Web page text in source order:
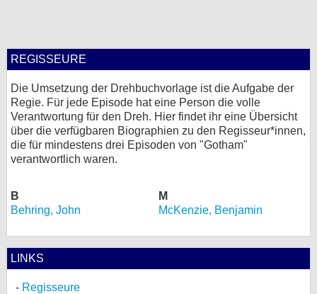
REGISSEURE
Die Umsetzung der Drehbuchvorlage ist die Aufgabe der
Regie. Für jede Episode hat eine Person die volle
Verantwortung für den Dreh. Hier findet ihr eine Übersicht
über die verfügbaren Biographien zu den Regisseur*innen,
die für mindestens drei Episoden von "Gotham"
verantwortlich waren.
B
Behring, John
M
McKenzie, Benjamin
LINKS
Regisseure
bei Facebook
Kontakt
Nutzungsbedingungen
Impressum